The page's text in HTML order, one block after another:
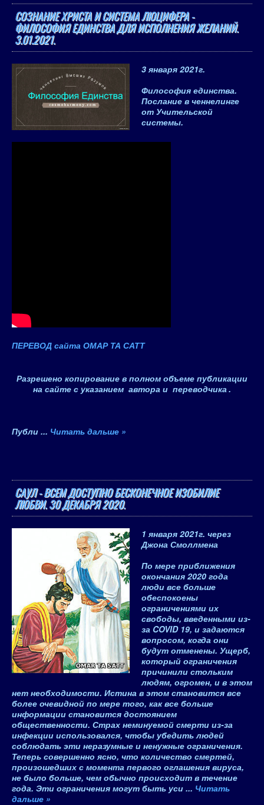
СОЗНАНИЕ ХРИСТА И СИСТЕМА ЛЮЦИФЕРА -
ФИЛОСОФИЯ ЕДИНСТВА ДЛЯ ИСПОЛНЕНИЯ ЖЕЛАНИЙ.
3.01.2021.
3 января 2021г.
Философия единства.
Послание в ченнелинге
от Учительской
системы.
ПЕРЕВОД сайта ОМАР ТА САТТ
Разрешено копирование в полном объеме публикации
на сайте с указанием автора и переводчика .
Публи ... Читать дальше »
САУЛ - ВСЕМ ДОСТУПНО БЕСКОНЕЧНОЕ ИЗОБИЛИЕ
ЛЮБВИ. 30 ДЕКАБРЯ 2020.
1 января 2021г. через
Джона Смоллмена
По мере приближения
окончания 2020 года
люди все больше
обеспокоены
ограничениями их
свободы, введенными из-
за COVID 19, и задаются
вопросом, когда они
будут отменены. Ущерб,
который ограничения
причинили стольким
людям, огромен, и в этом
нет необходимости. Истина в этом становится все
более очевидной по мере того, как все больше
информации становится достоянием
общественности. Страх неминуемой смерти из-за
инфекции использовался, чтобы убедить людей
соблюдать эти неразумные и ненужные ограничения.
Теперь совершенно ясно, что количество смертей,
произошедших с момента первого оглашения вируса,
не было больше, чем обычно происходит в течение
года. Эти ограничения могут быть уси ... Читать
дальше »